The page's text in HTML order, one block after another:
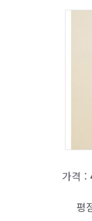
가격 :
평